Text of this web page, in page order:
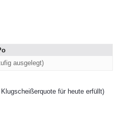
ausgelegt)
für heute erfüllt)